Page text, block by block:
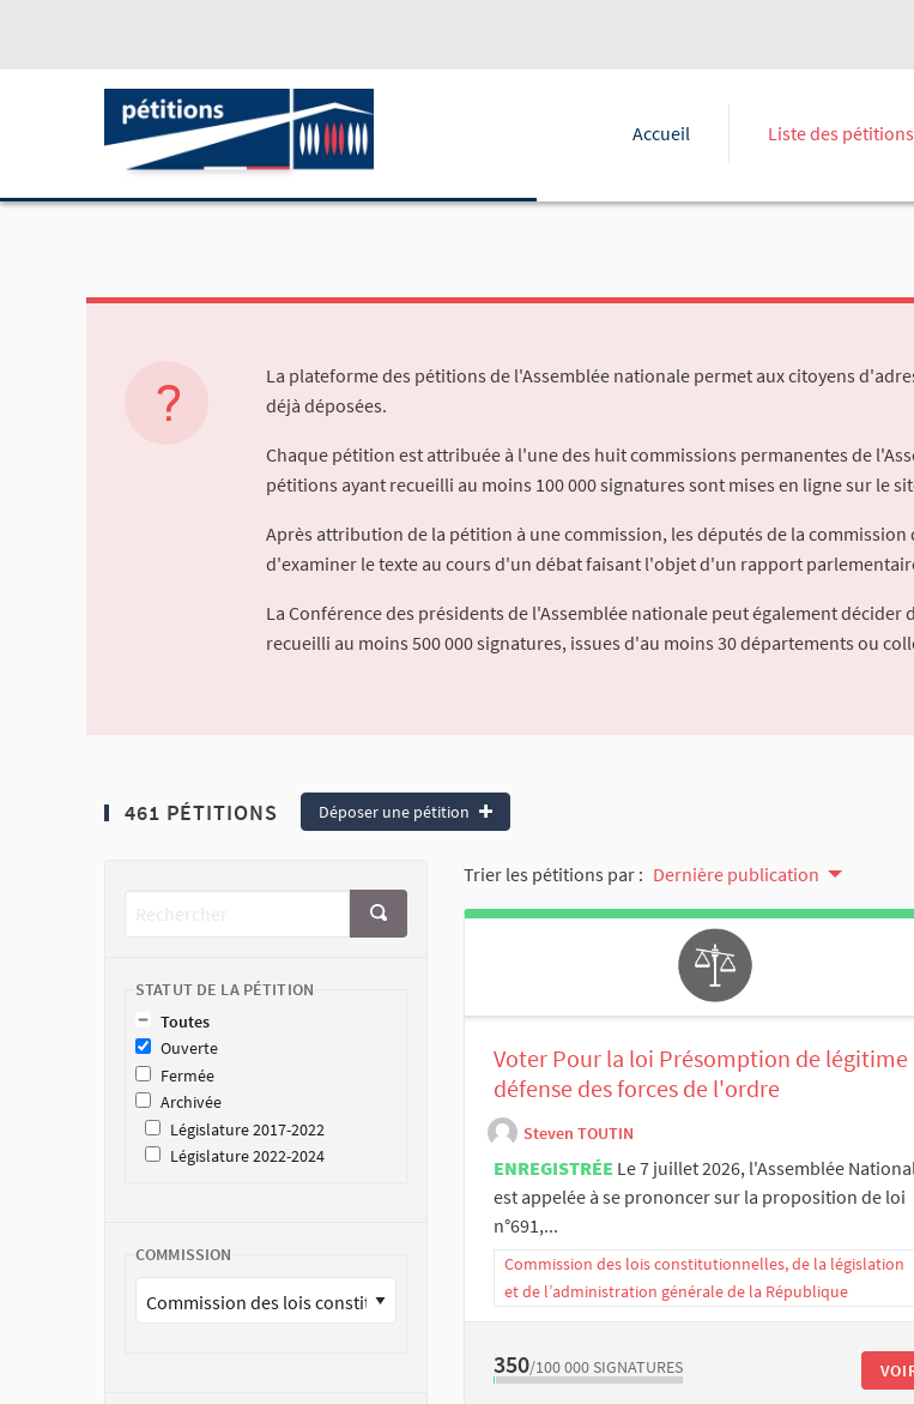
Accueil Liste des pétitions
La plateforme des pétitions de l'Assemblée nationale permet aux citoyens
déjà déposées.
Chaque pétition est attribuée à l'une des huit commissions permanentes de
pétitions ayant recueilli au moins 100 000 signatures sont mises en ligne sur le
Après attribution de la pétition à une commission, les députés de la
d'examiner le texte au cours d'un débat faisant l'objet d'un rapport
La Conférence des présidents de l'Assemblée nationale peut également
recueilli au moins 500 000 signatures, issues d'au moins 30 départements ou
461 PÉTITIONS Déposer une pétition
STATUT DE LA PÉTITION
Toutes
Ouverte
Fermée
Archivée
Législature 2017-2022
Législature 2022-2024
COMMISSION
Trier les pétitions par : Dernière publication
Voter Pour la loi Présomption de légitime
défense des forces de l'ordre
Steven TOUTIN
ENREGISTRÉE Le 7 juillet 2026, l'Assemblée
est appelée à se prononcer sur la proposition de loi
n°691,...
Commission des lois constitutionnelles, de la législation
et de l’administration générale de la République
350/100 000 SIGNATURES